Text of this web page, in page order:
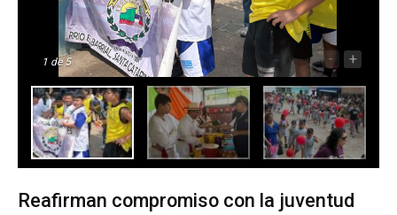
1 de 5 - +
Reafirman compromiso con la juventud